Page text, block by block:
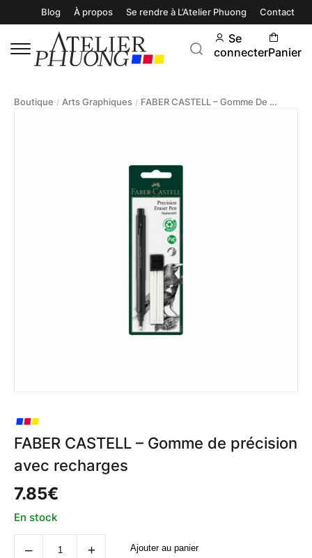
Blog À propos Se rendre à L’Atelier Phuong Contact
Se
connecterPanier
Boutique / Arts Graphiques / FABER CASTELL – Gomme De Précision Avec Recharges
FABER CASTELL – Gomme de précision
avec recharges
7.85€
En stock
‒
quantité
de
+ Ajouter au panier